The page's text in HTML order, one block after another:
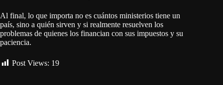
Al final, lo que importa no es cuántos ministerios tiene un
país, sino a quién sirven y si realmente resuelven los
problemas de quienes los financian con sus impuestos y su
paciencia.
Post Views: 19